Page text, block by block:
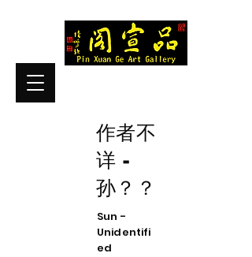
作者不
详 -
孙？？
Sun -
Unidentifi
ed